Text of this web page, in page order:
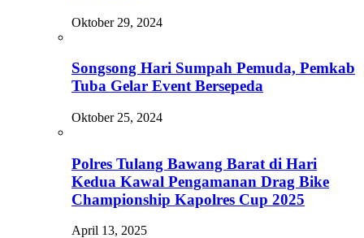
Oktober 29, 2024
Songsong Hari Sumpah Pemuda, Pemkab
Tuba Gelar Event Bersepeda
Oktober 25, 2024
Polres Tulang Bawang Barat di Hari
Kedua Kawal Pengamanan Drag Bike
Championship Kapolres Cup 2025
April 13, 2025